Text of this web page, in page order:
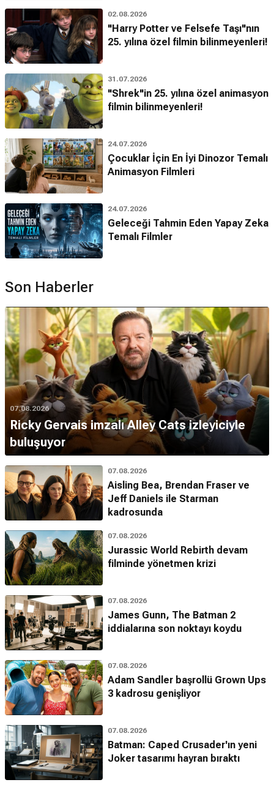
02.08.2026
"Harry Potter ve Felsefe Taşı"nın
25. yılına özel filmin bilinmeyenleri!
31.07.2026
"Shrek"in 25. yılına özel animasyon
filmin bilinmeyenleri!
24.07.2026
Çocuklar İçin En İyi Dinozor Temalı
Animasyon Filmleri
24.07.2026
Geleceği Tahmin Eden Yapay Zeka
Temalı Filmler
Son Haberler
07.08.2026
Ricky Gervais imzalı Alley Cats izleyiciyle
buluşuyor
07.08.2026
Aisling Bea, Brendan Fraser ve
Jeff Daniels ile Starman
kadrosunda
07.08.2026
Jurassic World Rebirth devam
filminde yönetmen krizi
07.08.2026
James Gunn, The Batman 2
iddialarına son noktayı koydu
07.08.2026
Adam Sandler başrollü Grown Ups
3 kadrosu genişliyor
07.08.2026
Batman: Caped Crusader'ın yeni
Joker tasarımı hayran bıraktı